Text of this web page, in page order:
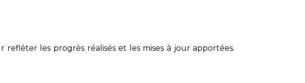
les progrès réalisés et les mises à jour apportées.